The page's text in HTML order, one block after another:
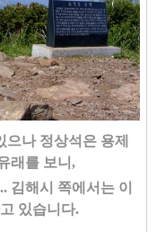
나 정상석은 용제
래를 보니,
해시 쪽에서는 이
있습니다.